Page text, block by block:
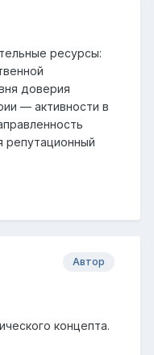
ресурсы:
доверия
— активности в
репутационный
Автор
концепта.